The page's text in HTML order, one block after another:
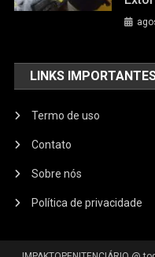
LINKS
Termo de uso
Contato
Sobre nós
Política de privacidade